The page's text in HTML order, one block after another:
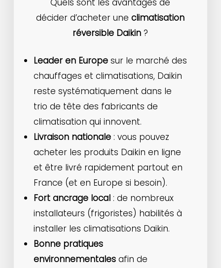
décider d’acheter uneclimatisation
réversible Daikin ?
Leader en Europe sur le marché des
chauffages et climatisations, Daikin
reste systématiquement dans le
trio de tête des fabricants de
climatisation qui innovent.
Livraison nationale : vous pouvez
acheter les produits Daikin en ligne
et être livré rapidement partout en
France (et en Europe si besoin).
Fort ancrage local : de nombreux
installateurs (frigoristes) habilités à
installer les climatisations Daikin.
Bonne pratiques
environnementales afin de